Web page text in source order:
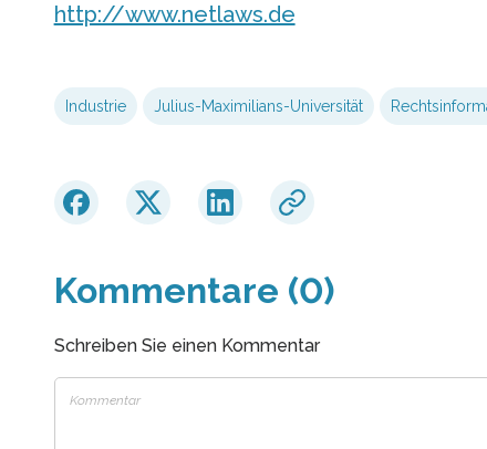
http://www.netlaws.de
Industrie Julius-Maximilians-Universität
Kommentare (0)
Schreiben Sie einen Kommentar